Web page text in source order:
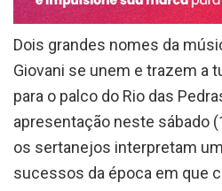
Dois grandes nomes da
Giovani se unem e trazem a
para o palco do Rio das
apresentação neste sábado
os sertanejos interpretam
sucessos da época em que